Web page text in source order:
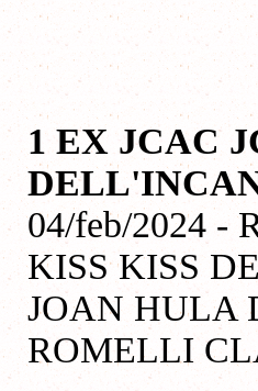
1 EX JCAC
04/feb/2024 -
KISS KISS
JOAN HULA
ROMELLI